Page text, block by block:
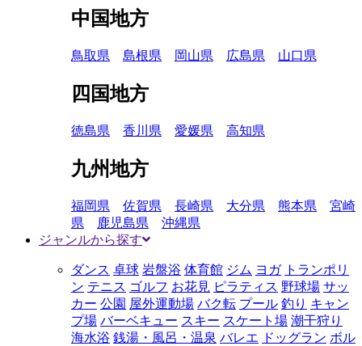
中国地方
鳥取県 島根県 岡山県 広島県 山口県
四国地方
徳島県 香川県 愛媛県 高知県
九州地方
福岡県 佐賀県 長崎県 大分県 熊本県
宮崎
県
鹿児島県
沖縄県
ジャンルから探す
ダンス 卓球 岩盤浴 体育館 ジム ヨガ トランポリ
ン テニス ゴルフ お花見 ピラティス 野球場 サッ
カー 公園 屋外運動場 バク転 プール 釣り キャン
プ場 バーベキュー スキー スケート場 潮干狩り
海水浴 銭湯・風呂・温泉 バレエ ドッグラン ボル